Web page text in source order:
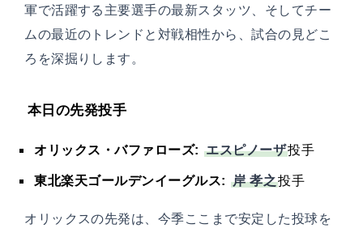
軍で活躍する主要選手の最新スタッツ、そしてチー
ムの最近のトレンドと対戦相性から、試合の見どこ
ろを深掘りします。
本日の先発投手
オリックス・バファローズ: エスピノーザ投手
東北楽天ゴールデンイーグルス: 岸 孝之投手
オリックスの先発は、今季ここまで安定した投球を